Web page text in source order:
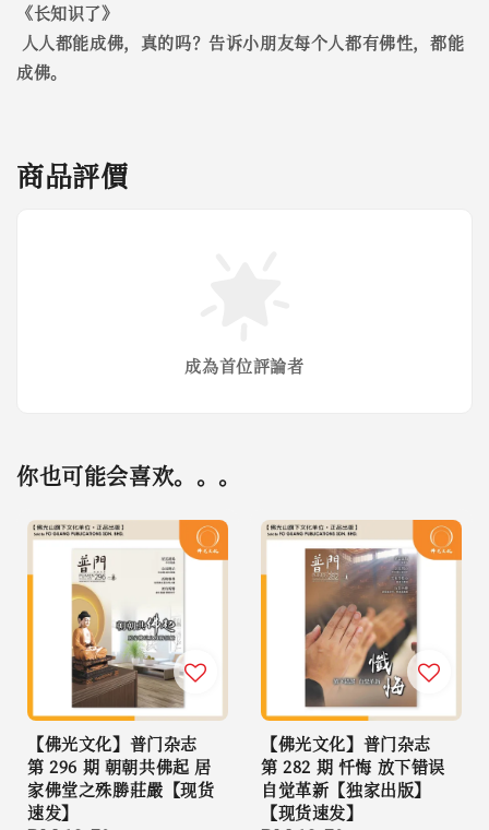
《长知识了》
人人都能成佛，真的吗？告诉小朋友每个人都有佛性，都能
成佛。
商品評價
成為首位評論者
你也可能会喜欢。。。
【佛光文化】普门杂志
第 296 期 朝朝共佛起 居
家佛堂之殊勝莊嚴【现货
速发】
【佛光文化】普门杂志
第 282 期 忏悔 放下错误
自觉革新【独家出版】
【现货速发】